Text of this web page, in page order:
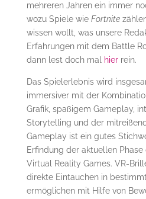
mehreren Jahren ein immer
wozu Spiele wie Fortnite
wissen wollt, was unsere
Erfahrungen mit dem Battle
dann lest doch mal hierrein.
Das Spielerlebnis wird
immersiver mit der
Grafik, spaßigem Gameplay,
Storytelling und der
Gameplay ist ein gutes
Erfindung der aktuellen
Virtual Reality Games. VR-
direkte Eintauchen in
ermöglichen mit Hilfe von